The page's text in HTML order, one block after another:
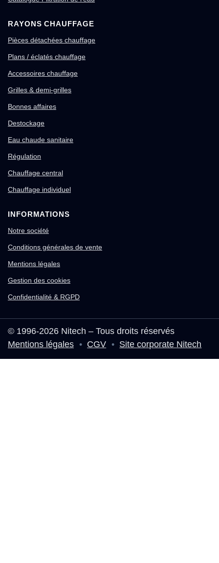
RAYONS CHAUFFAGE
Pièces détachées chauffage
Plans / éclatés chauffage
Accessoires chauffage
Grilles & demi-grilles
Bonnes affaires
Destockage
Eau chaude sanitaire
Régulation
Chauffage central
Chauffage individuel
INFORMATIONS
Notre société
Conditions générales de vente
Mentions légales
Gestion des cookies
Confidentialité & RGPD
© 1996-2026 Nitech – Tous droits réservés
Mentions légales • CGV • Site corporate Nitech